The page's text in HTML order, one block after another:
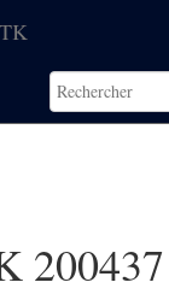
200437